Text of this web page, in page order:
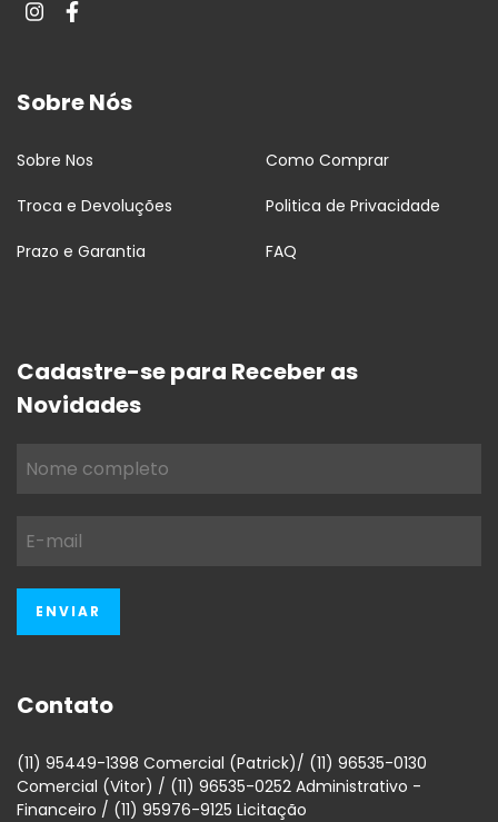
Sobre Nós
Sobre Nos Como Comprar
Troca e Devoluções Politica de Privacidade
Prazo e Garantia FAQ
Cadastre-se para Receber as
Novidades
Contato
(11) 95449-1398 Comercial (Patrick)/ (11) 96535-0130
Comercial (Vitor) / (11) 96535-0252 Administrativo -
Financeiro / (11) 95976-9125 Licitação